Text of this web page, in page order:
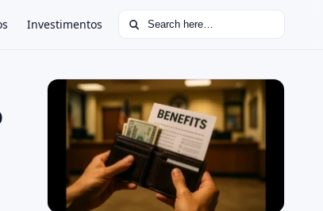
Investimentos Search for: